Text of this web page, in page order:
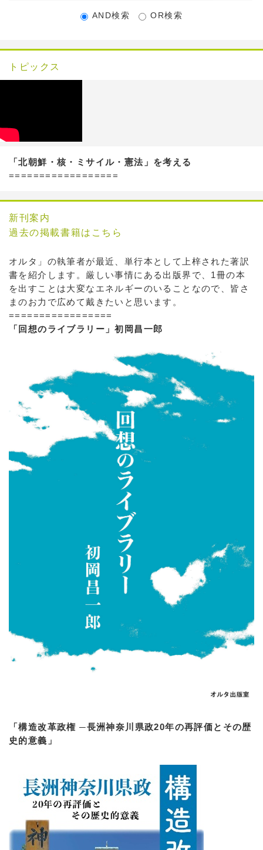
AND検索 OR検索
トピックス
「北朝鮮・核・ミサイル・憲法」を考える
==================
新刊案内
過去の掲載書籍はこちら
オルタ」の執筆者が最近、単行本として上梓された著訳
書を紹介します。厳しい事情にある出版界で、1冊の本
を出すことは大変なエネルギーのいることなので、皆さ
まのお力で広めて戴きたいと思います。
=================
「回想のライブラリー」初岡昌一郎
「構造改革政権 ─長洲神奈川県政20年の再評価とその歴
史的意義」